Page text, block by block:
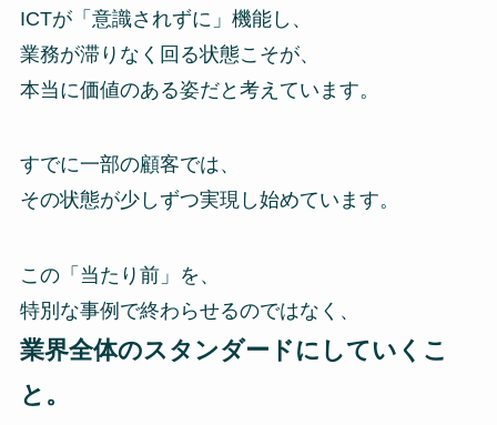
ICTが「意識されずに」機能し、
業務が滞りなく回る状態こそが、
本当に価値のある姿だと考えています。
すでに一部の顧客では、
その状態が少しずつ実現し始めています。
この「当たり前」を、
特別な事例で終わらせるのではなく、
業界全体のスタンダードにしていくこ
と。